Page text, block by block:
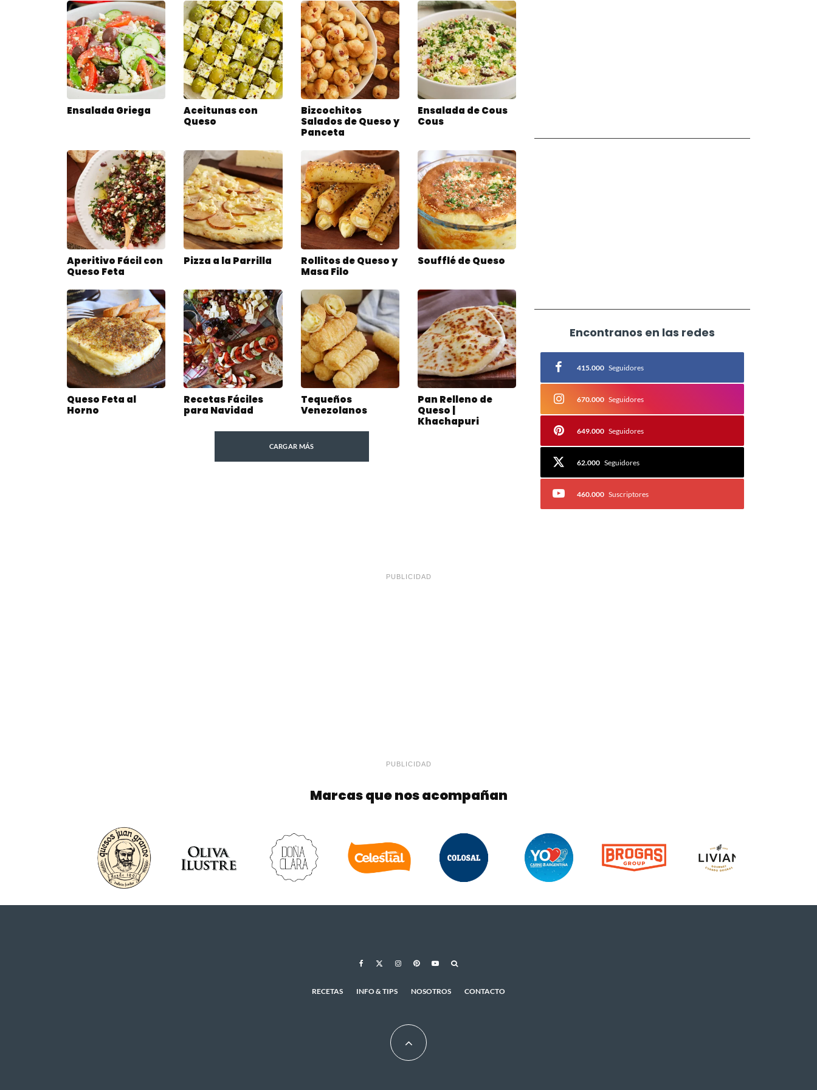
Ensalada Griega
Aceitunas con
Queso
Bizcochitos
Salados de Queso y
Panceta
Ensalada de Cous
Cous
Aperitivo Fácil con
Queso Feta
Pizza a la Parrilla
Rollitos de Queso y
Masa Filo
Soufflé de Queso
Queso Feta al
Horno
Recetas Fáciles
para Navidad
Tequeños
Venezolanos
Pan Relleno de
Queso |
Khachapuri
CARGAR MÁS
Encontranos en las redes
415.000 Seguidores
670.000 Seguidores
649.000 Seguidores
62.000 Seguidores
460.000 Suscriptores
PUBLICIDAD
PUBLICIDAD
Marcas que nos acompañan
RECETAS INFO & TIPS NOSOTROS CONTACTO